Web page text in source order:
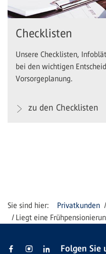
Checklisten
Unsere Checklisten,
bei den wichtigen
Vorsorgeplanung.
zu den Checklisten
Privatkunden
Liegt eine
Folgen Sie